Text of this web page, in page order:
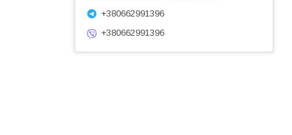
+380662991396
+380662991396